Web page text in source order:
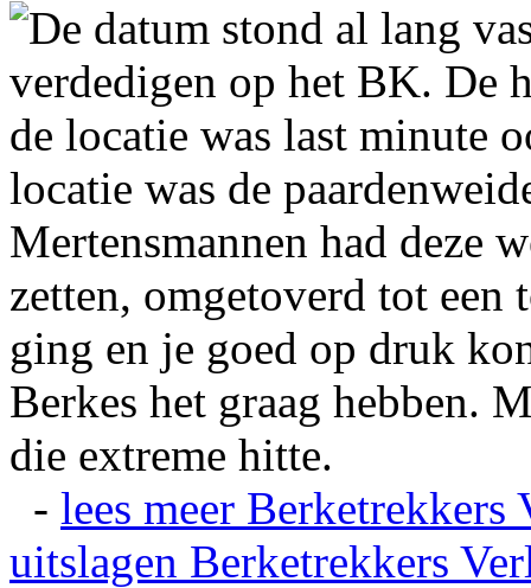
De datum stond al lang
verdedigen op het BK. De
de locatie was last minute
locatie was de
Mertensmannen had deze
zetten, omgetoverd tot
ging en je goed op druk
Berkes het graag hebben.
die extreme hitte.
- lees meer Berketrekkers
uitslagen Berketrekkers